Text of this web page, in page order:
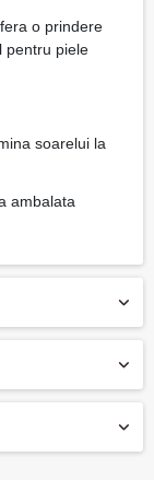
o prindere
pentru piele
soarelui la
ambalata